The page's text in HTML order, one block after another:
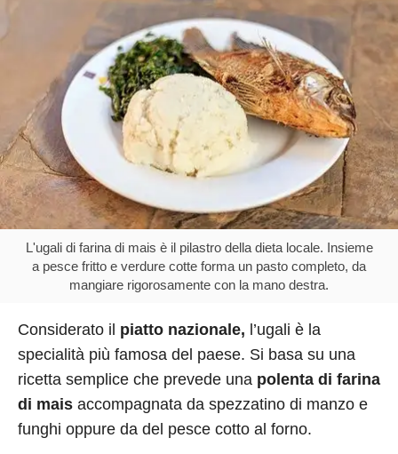
L'ugali di farina di mais è il pilastro della dieta locale. Insieme
a pesce fritto e verdure cotte forma un pasto completo, da
mangiare rigorosamente con la mano destra.
Considerato il piatto nazionale, l’ugali è la
specialità più famosa del paese. Si basa su una
ricetta semplice che prevede una polenta di farina
di mais accompagnata da spezzatino di manzo e
funghi oppure da del pesce cotto al forno.